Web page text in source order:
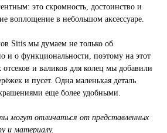
это скромность, достоинство и
воплощение в небольшом аксессуаре.
Sitis мы думаем не только об
и о функциональности, поэтому на этот
и валиков для колец мы добавили
и пусет. Одна маленькая деталь
еще более удобными.
могут отличаться от представленных
и материалу.